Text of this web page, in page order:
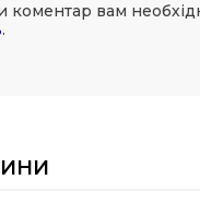
коментар вам
.